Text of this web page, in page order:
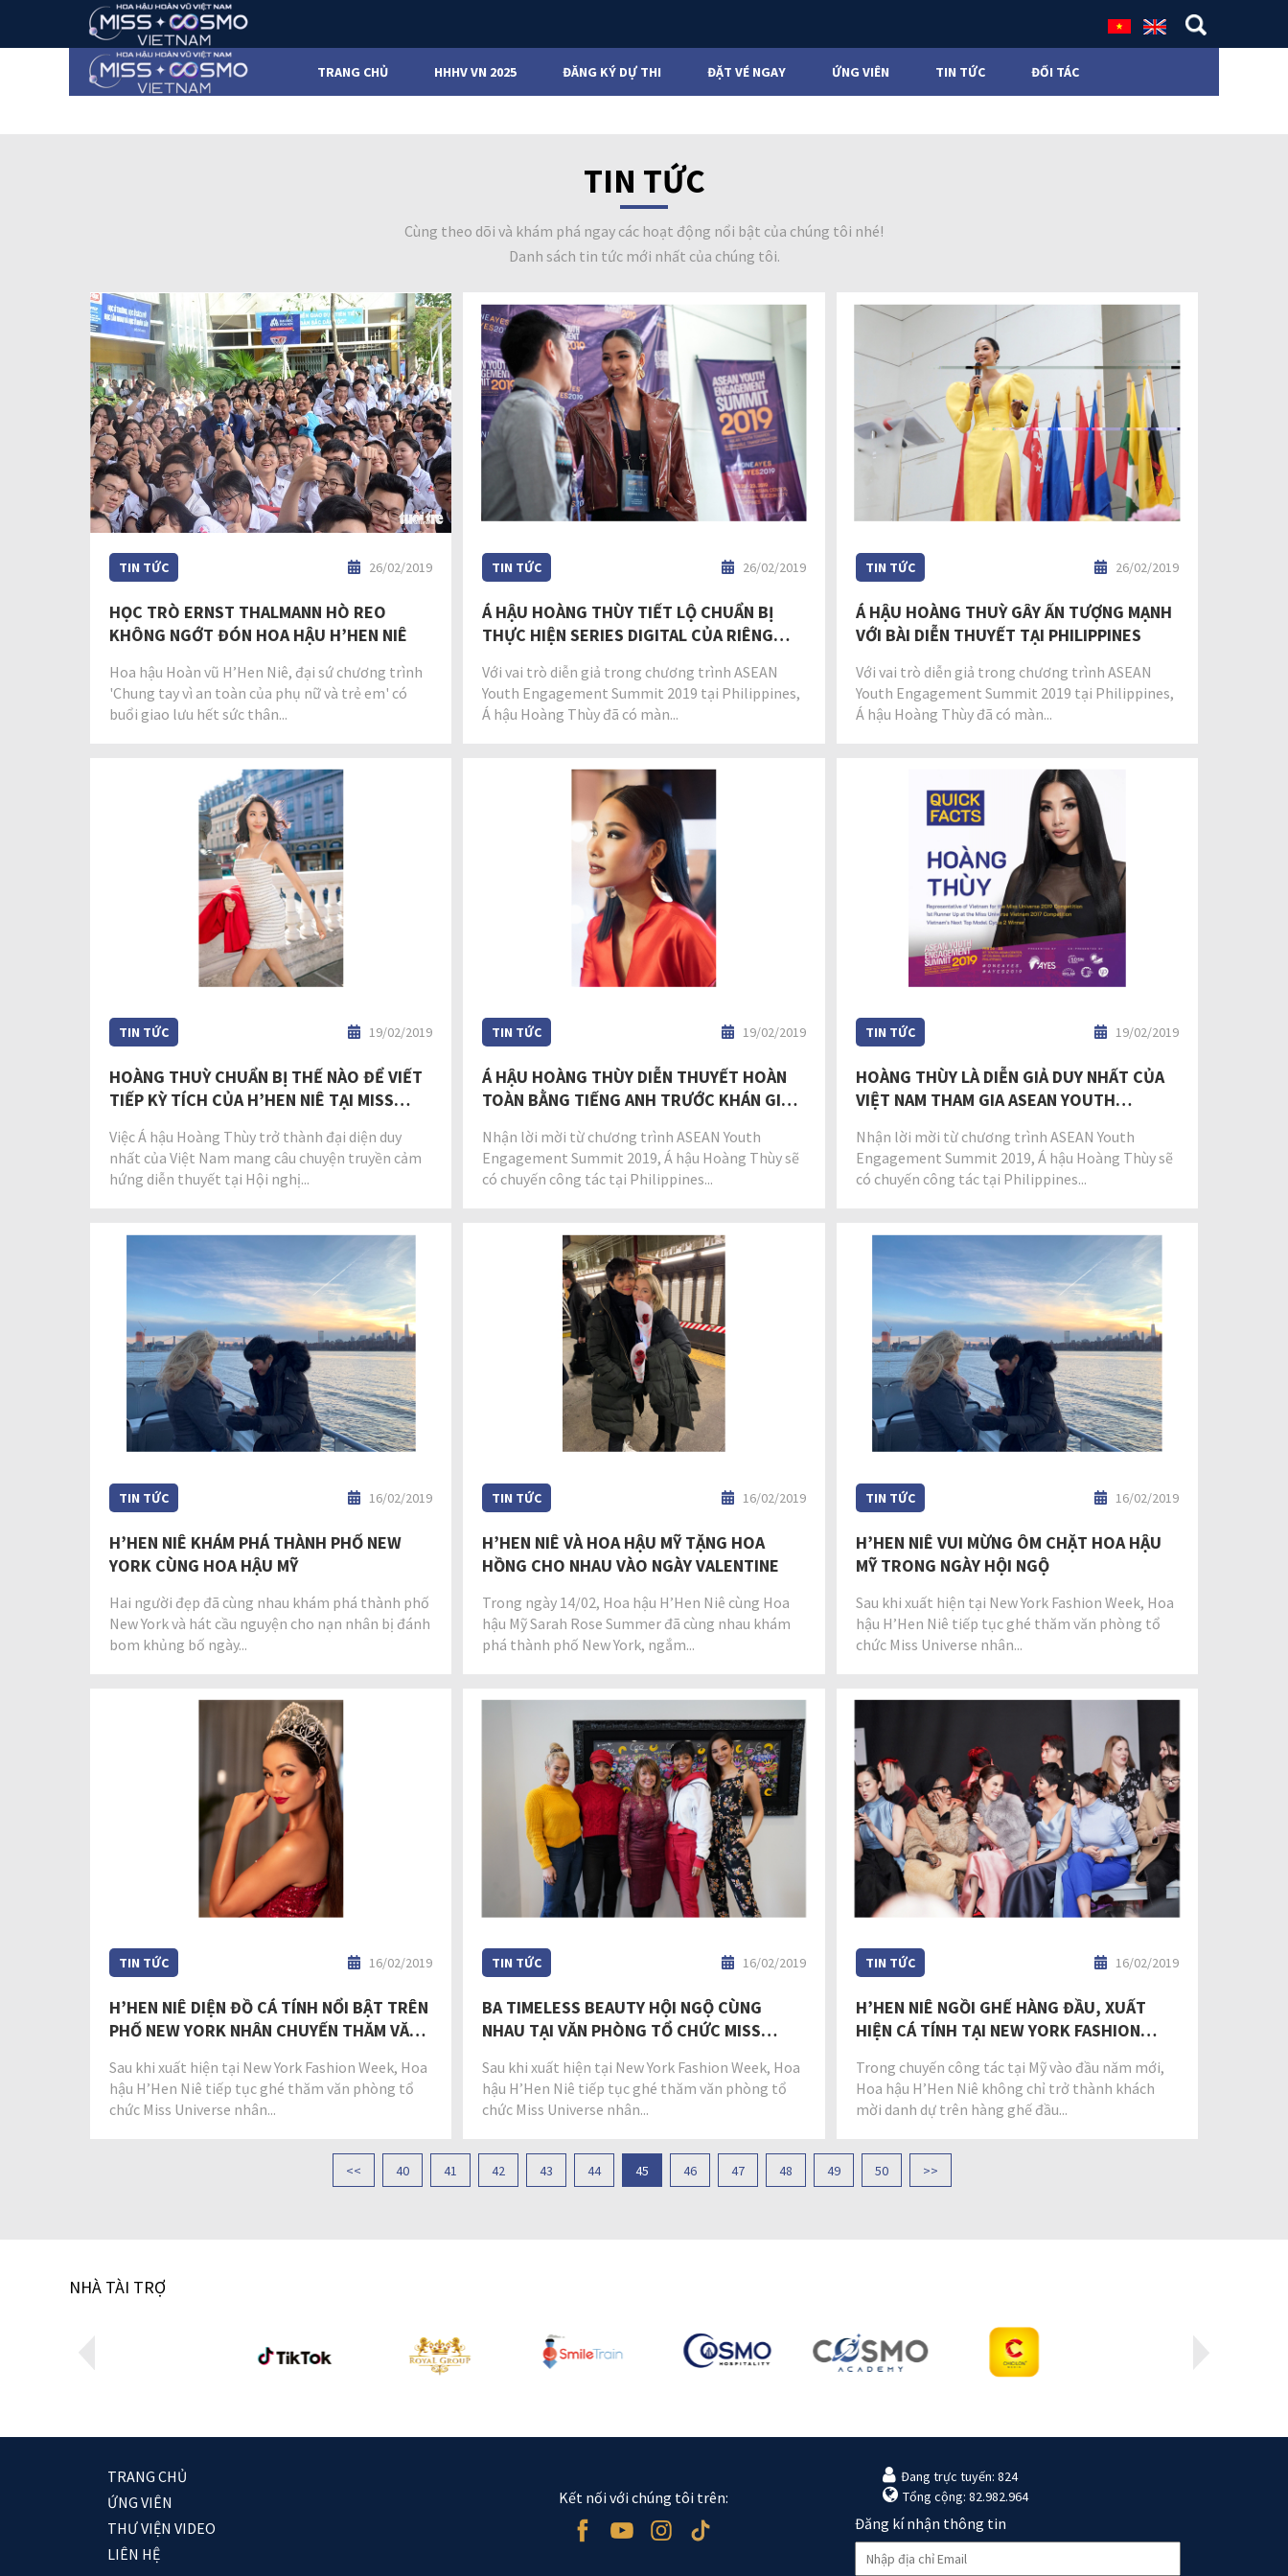
TRANG CHỦ HHHV VN 2025 ĐĂNG KÝ DỰ THI ĐẶT VÉ NGAY ỨNG VIÊN TIN TỨC ĐỐI TÁC
TIN TỨC
Cùng theo dõi và khám phá ngay các hoạt động nổi bật của chúng tôi nhé!
Danh sách tin tức mới nhất của chúng tôi.
TIN TỨC 26/02/2019
HỌC TRÒ ERNST THALMANN HÒ REO
KHÔNG NGỚT ĐÓN HOA HẬU H’HEN NIÊ
Hoa hậu Hoàn vũ H’Hen Niê, đại sứ chương trình
'Chung tay vì an toàn của phụ nữ và trẻ em' có
buổi giao lưu hết sức thân...
TIN TỨC 26/02/2019
Á HẬU HOÀNG THÙY TIẾT LỘ CHUẨN BỊ
THỰC HIỆN SERIES DIGITAL CỦA RIÊNG
Với vai trò diễn giả trong chương trình ASEAN
Youth Engagement Summit 2019 tại Philippines,
Á hậu Hoàng Thùy đã có màn...
TIN TỨC 26/02/2019
Á HẬU HOÀNG THUỲ GÂY ẤN TƯỢNG MẠNH
VỚI BÀI DIỄN THUYẾT TẠI PHILIPPINES
Với vai trò diễn giả trong chương trình ASEAN
Youth Engagement Summit 2019 tại Philippines,
Á hậu Hoàng Thùy đã có màn...
TIN TỨC 19/02/2019
HOÀNG THUỲ CHUẨN BỊ THẾ NÀO ĐỂ VIẾT
TIẾP KỲ TÍCH CỦA H’HEN NIÊ TẠI MISS
Việc Á hậu Hoàng Thùy trở thành đại diện duy
nhất của Việt Nam mang câu chuyện truyền cảm
hứng diễn thuyết tại Hội nghị...
TIN TỨC 19/02/2019
Á HẬU HOÀNG THÙY DIỄN THUYẾT HOÀN
TOÀN BẰNG TIẾNG ANH TRƯỚC KHÁN GIẢ
Nhận lời mời từ chương trình ASEAN Youth
Engagement Summit 2019, Á hậu Hoàng Thùy sẽ
có chuyến công tác tại Philippines...
TIN TỨC 19/02/2019
HOÀNG THÙY LÀ DIỄN GIẢ DUY NHẤT CỦA
VIỆT NAM THAM GIA ASEAN YOUTH
Nhận lời mời từ chương trình ASEAN Youth
Engagement Summit 2019, Á hậu Hoàng Thùy sẽ
có chuyến công tác tại Philippines...
TIN TỨC 16/02/2019
H’HEN NIÊ KHÁM PHÁ THÀNH PHỐ NEW
YORK CÙNG HOA HẬU MỸ
Hai người đẹp đã cùng nhau khám phá thành phố
New York và hát cầu nguyện cho nạn nhân bị đánh
bom khủng bố ngày...
TIN TỨC 16/02/2019
H’HEN NIÊ VÀ HOA HẬU MỸ TẶNG HOA
HỒNG CHO NHAU VÀO NGÀY VALENTINE
Trong ngày 14/02, Hoa hậu H’Hen Niê cùng Hoa
hậu Mỹ Sarah Rose Summer đã cùng nhau khám
phá thành phố New York, ngắm...
TIN TỨC 16/02/2019
H’HEN NIÊ VUI MỪNG ÔM CHẶT HOA HẬU
MỸ TRONG NGÀY HỘI NGỘ
Sau khi xuất hiện tại New York Fashion Week, Hoa
hậu H’Hen Niê tiếp tục ghé thăm văn phòng tổ
chức Miss Universe nhân...
TIN TỨC 16/02/2019
H’HEN NIÊ DIỆN ĐỒ CÁ TÍNH NỔI BẬT TRÊN
PHỐ NEW YORK NHÂN CHUYẾN THĂM VĂN
Sau khi xuất hiện tại New York Fashion Week, Hoa
hậu H’Hen Niê tiếp tục ghé thăm văn phòng tổ
chức Miss Universe nhân...
TIN TỨC 16/02/2019
BA TIMELESS BEAUTY HỘI NGỘ CÙNG
NHAU TẠI VĂN PHÒNG TỔ CHỨC MISS
Sau khi xuất hiện tại New York Fashion Week, Hoa
hậu H’Hen Niê tiếp tục ghé thăm văn phòng tổ
chức Miss Universe nhân...
TIN TỨC 16/02/2019
H’HEN NIÊ NGỒI GHẾ HÀNG ĐẦU, XUẤT
HIỆN CÁ TÍNH TẠI NEW YORK FASHION
Trong chuyến công tác tại Mỹ vào đầu năm mới,
Hoa hậu H’Hen Niê không chỉ trở thành khách
mời danh dự trên hàng ghế đầu...
<< 40 41 42 43 44 45 46 47 48 49 50 >>
NHÀ TÀI TRỢ
TRANG CHỦ
ỨNG VIÊN
THƯ VIỆN VIDEO
LIÊN HỆ
Kết nối với chúng tôi trên:
Đang trực tuyến: 824
Tổng cộng: 82.982.964
Đăng kí nhận thông tin